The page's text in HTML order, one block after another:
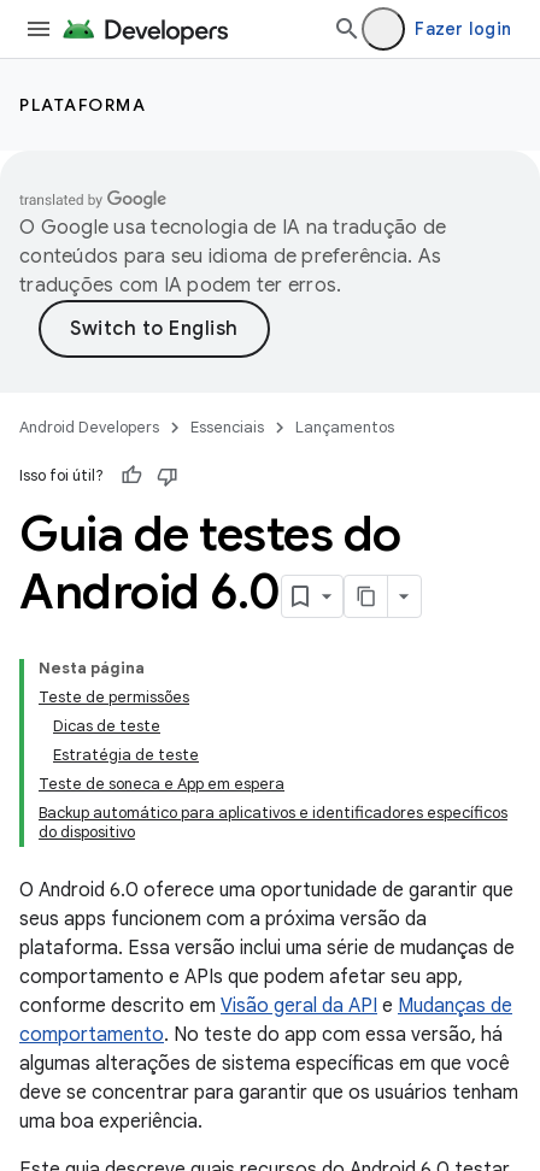
Fazer login
PLATAFORMA
O Google usa tecnologia de IA na tradução de
conteúdos para seu idioma de preferência. As
traduções com IA podem ter erros.
Android Developers Essenciais Lançamentos
Isso foi útil?
Guia de testes do
Android 6.0
Nesta página
Teste de permissões
Dicas de teste
Estratégia de teste
Teste de soneca e App em espera
Backup automático para aplicativos e identificadores específicos
do dispositivo
O Android 6.0 oferece uma oportunidade de garantir que
seus apps funcionem com a próxima versão da
plataforma. Essa versão inclui uma série de mudanças de
comportamento e APIs que podem afetar seu app,
conforme descrito em Visão geral da API e Mudanças de
comportamento. No teste do app com essa versão, há
algumas alterações de sistema específicas em que você
deve se concentrar para garantir que os usuários tenham
uma boa experiência.